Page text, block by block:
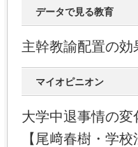
データで見る教育
主幹教諭配置の
マイオピニオン
大学中退事情の変
【尾﨑春樹・学